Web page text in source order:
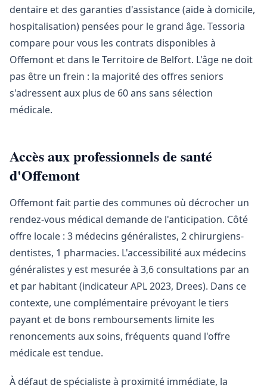
dentaire et des garanties d'assistance (aide à domicile,
hospitalisation) pensées pour le grand âge. Tessoria
compare pour vous les contrats disponibles à
Offemont et dans le Territoire de Belfort. L'âge ne doit
pas être un frein : la majorité des offres seniors
s'adressent aux plus de 60 ans sans sélection
médicale.
Accès aux professionnels de santé
d'Offemont
Offemont fait partie des communes où décrocher un
rendez-vous médical demande de l'anticipation. Côté
offre locale : 3 médecins généralistes, 2 chirurgiens-
dentistes, 1 pharmacies. L'accessibilité aux médecins
généralistes y est mesurée à 3,6 consultations par an
et par habitant (indicateur APL 2023, Drees). Dans ce
contexte, une complémentaire prévoyant le tiers
payant et de bons remboursements limite les
renoncements aux soins, fréquents quand l'offre
médicale est tendue.
À défaut de spécialiste à proximité immédiate, la